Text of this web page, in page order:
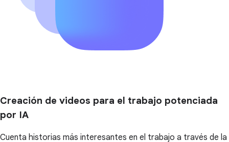
Creación de videos para el trabajo potenciada
por IA
Cuenta historias más interesantes en el trabajo a través de la